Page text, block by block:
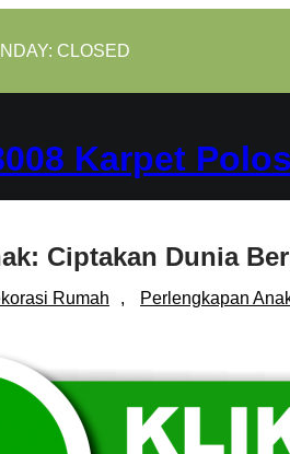
CLOSED
Karpet
Ciptakan Dunia
Rumah , Perlengkapan